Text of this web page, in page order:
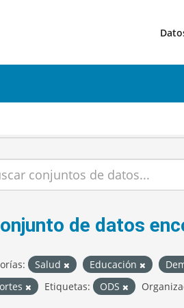
de datos
Salud Educación
Etiquetas: ODS